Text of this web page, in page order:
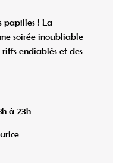
papilles ! La
soirée inoubliable
endiablés et des
à 23h